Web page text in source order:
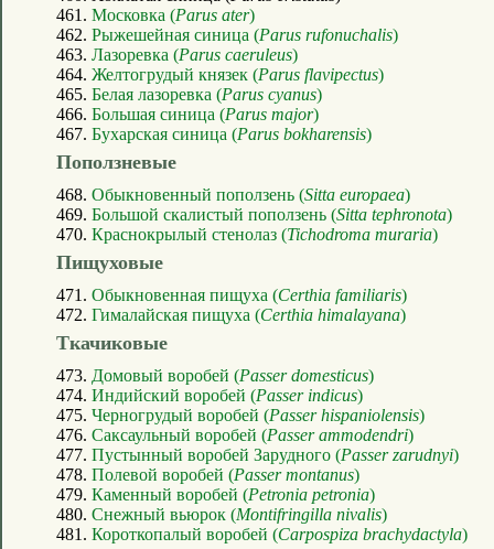
461. Московка (Parus ater)
462. Рыжешейная синица (Parus rufonuchalis)
463. Лазоревка (Parus caeruleus)
464. Желтогрудый князек (Parus flavipectus)
465. Белая лазоревка (Parus cyanus)
466. Большая синица (Parus major)
467. Бухарская синица (Parus bokharensis)
Поползневые
468. Обыкновенный поползень (Sitta europaea)
469. Большой скалистый поползень (Sitta tephronota)
470. Краснокрылый стенолаз (Tichodroma muraria)
Пищуховые
471. Обыкновенная пищуха (Certhia familiaris)
472. Гималайская пищуха (Certhia himalayana)
Ткачиковые
473. Домовый воробей (Passer domesticus)
474. Индийский воробей (Passer indicus)
475. Черногрудый воробей (Passer hispaniolensis)
476. Саксаульный воробей (Passer ammodendri)
477. Пустынный воробей Зарудного (Passer zarudnyi)
478. Полевой воробей (Passer montanus)
479. Каменный воробей (Petronia petronia)
480. Снежный вьюрок (Montifringilla nivalis)
481. Короткопалый воробей (Carpospiza brachydactyla)